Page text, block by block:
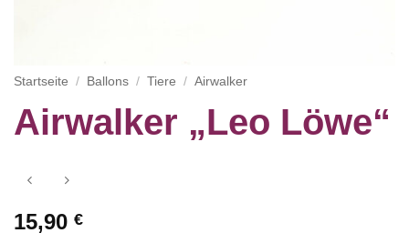
Startseite / Ballons / Tiere / Airwalker
Airwalker „Leo Löwe“
15,90 €